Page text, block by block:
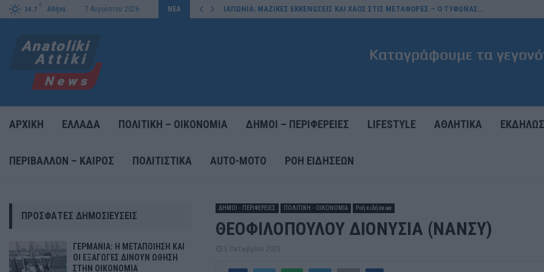
34.7
C
Αθήνα 7 Αυγούστου 2026 ΝΕΑ
ΣΤΗΝ ΟΙΚΟΝΟΜΙΑ ΙΑΠΩΝΙΑ: ΜΑΖΙΚΕΣ ΕΚΚΕΝΩΣΕΙΣ ΚΑΙ ΧΑΟΣ ΣΤΙΣ ΜΕΤΑΦΟΡΕΣ – Ο ΤΥΦΩΝΑΣ…
ΑΡΧΙΚΗ ΕΛΛΑΔΑ ΠΟΛΙΤΙΚΗ – ΟΙΚΟΝΟΜΙΑ ΔΗΜΟΙ – ΠΕΡΙΦΕΡΕΙΕΣ LIFESTYLE ΑΘΛΗΤΙΚΑ
ΠΕΡΙΒΑΛΛΟΝ – ΚΑΙΡΟΣ ΠΟΛΙΤΙΣΤΙΚΑ AUTO-MOTO ΡΟΉ ΕΙΔΉΣΕΩΝ
ΔΗΜΟΙ - ΠΕΡΙΦΕΡΕΙΕΣ ΠΟΛΙΤΙΚΗ - ΟΙΚΟΝΟΜΙΑ Ροή ειδήσεων
ΘΕΟΦΙΛΟΠΟΥΛΟΥ ΔΙΟΝΥΣΙΑ (ΝΑΝΣΥ)
5 Οκτωβρίου 2023
ΠΡΌΣΦΑΤΕΣ ΔΗΜΟΣΙΕΎΣΕΙΣ
ΓΕΡΜΑΝΙΑ: Η ΜΕΤΑΠΟΙΗΣΗ ΚΑΙ
ΟΙ ΕΞΑΓΩΓΕΣ ΔΙΝΟΥΝ ΩΘΗΣΗ
ΣΤΗΝ ΟΙΚΟΝΟΜΙΑ